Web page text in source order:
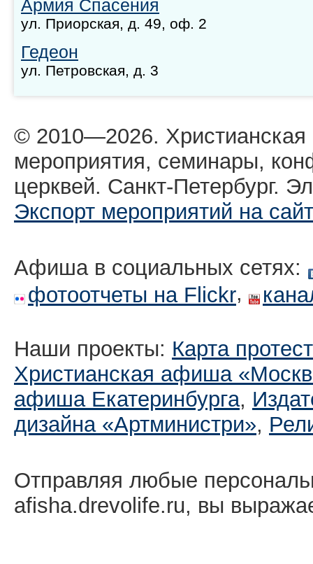
Армия Спасения
ул. Приорская, д. 49, оф. 2
Гедеон
ул. Петровская, д. 3
© 2010—2026.
мероприятия, семинары,
церквей. Санкт-Петербург.
Экспорт мероприятий на сайт
Афиша в социальных сетях:
фотоотчеты на Flickr,
Наши проекты: Карта
Христианская афиша
афиша Екатеринбургa,
дизайна «Артминистри»,
Отправляя любые
afisha.drevolife.ru, вы